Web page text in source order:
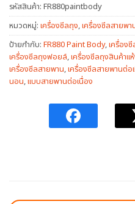
รหัสสินค้า: FR880paintbody
หมวดหมู่: เครื่องซีลถุง,เครื่องซีลสายพา
ป้ายกำกับ: FR880 Paint Body,เครื่อง
เครื่องซีลถุงฟอยล์,เครื่องซีลถุงสินค้าแ
เครื่องซีลสายพาน,เครื่องซีลสายพานต่อ
นอน,แบบสายพานต่อเนื่อง